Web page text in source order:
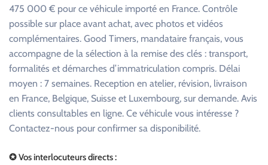
475 000 € pour ce véhicule importé en France. Contrôle
possible sur place avant achat, avec photos et vidéos
complémentaires. Good Timers, mandataire français, vous
accompagne de la sélection à la remise des clés : transport,
formalités et démarches d’immatriculation compris. Délai
moyen : 7 semaines. Reception en atelier, révision, livraison
en France, Belgique, Suisse et Luxembourg, sur demande. Avis
clients consultables en ligne. Ce véhicule vous intéresse ?
Contactez-nous pour confirmer sa disponibilité.
✪ Vos interlocuteurs directs :